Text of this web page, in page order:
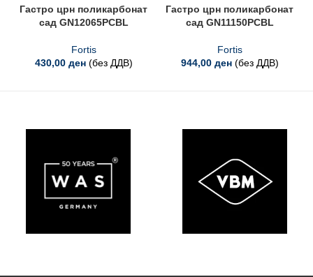
Гастро црн поликарбонат
сад GN12065PCBL
Fortis
430,00 ден (без ДДВ)
Гастро црн поликарбонат
сад GN11150PCBL
Fortis
944,00 ден (без ДДВ)